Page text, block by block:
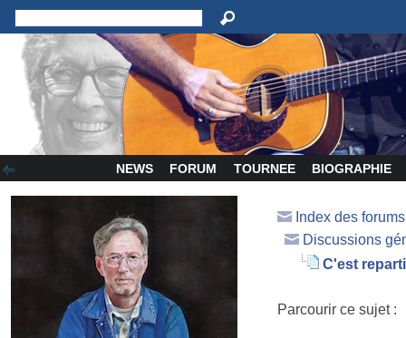
NEWS FORUM TOURNEE BIOGRAPHIE
Index des
Discussions
C'est reparti
Parcourir ce sujet